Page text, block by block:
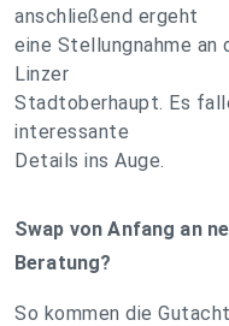
anschließend ergeht
eine Stellungnahme an
Linzer
Stadtoberhaupt. Es
interessante
Details ins Auge.
Swap von Anfang an
Beratung?
So kommen die